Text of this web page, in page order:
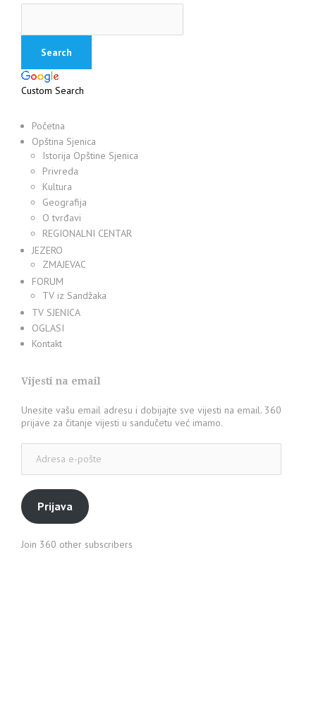
Custom Search
Početna
Opština Sjenica
Istorija Opštine Sjenica
Privreda
Kultura
Geografija
O tvrđavi
REGIONALNI CENTAR
JEZERO
ZMAJEVAC
FORUM
TV iz Sandžaka
TV SJENICA
OGLASI
Kontakt
Vijesti na email
Unesite vašu email adresu i dobijajte sve vijesti na email. 360
prijave za čitanje vijesti u sandučetu već imamo.
pošte
Prijava
Join 360 other subscribers